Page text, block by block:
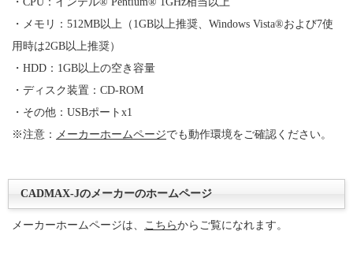
・メモリ：512MB以上（1GB以上推奨、Windows Vista®および7使
用時は2GB以上推奨）
・HDD：1GB以上の空き容量
・ディスク装置：CD-ROM
・その他：USBポートx1
※注意： メーカーホームページでも動作環境をご確認ください。
CADMAX-Jのメーカーのホームページ
メーカーホームページは、 こちらからご覧になれます。